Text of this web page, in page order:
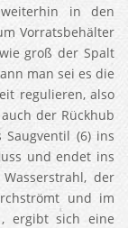
in den
Vorratsbehälter
groß der Spalt
man sei es die
regulieren, also
der Rückhub
(6) ins
und endet ins
der
und im
, ergibt sich eine